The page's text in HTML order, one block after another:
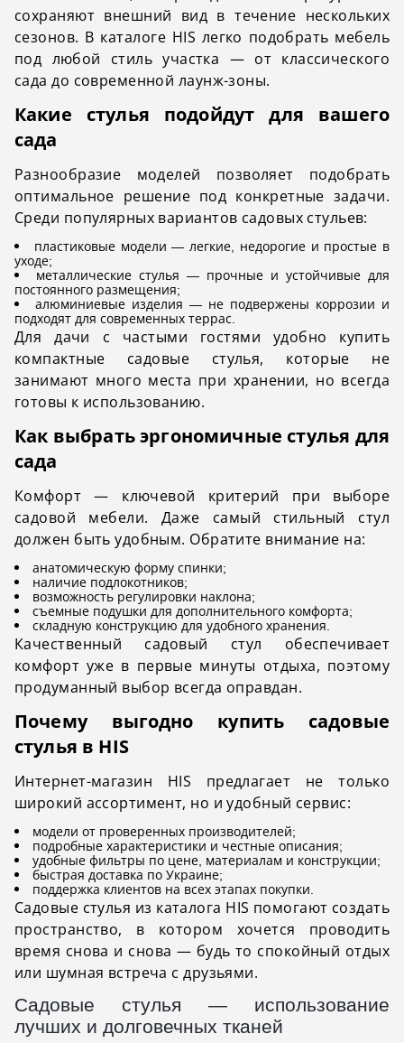
сохраняют внешний вид в течение нескольких
сезонов. В каталоге HIS легко подобрать мебель
под любой стиль участка — от классического
сада до современной лаунж-зоны.
Какие стулья подойдут для вашего
сада
Разнообразие моделей позволяет подобрать
оптимальное решение под конкретные задачи.
Среди популярных вариантов садовых стульев:
пластиковые модели — легкие, недорогие и простые в
уходе;
металлические стулья — прочные и устойчивые для
постоянного размещения;
алюминиевые изделия — не подвержены коррозии и
подходят для современных террас.
Для дачи с частыми гостями удобно купить
компактные садовые стулья, которые не
занимают много места при хранении, но всегда
готовы к использованию.
Как выбрать эргономичные стулья для
сада
Комфорт — ключевой критерий при выборе
садовой мебели. Даже самый стильный стул
должен быть удобным. Обратите внимание на:
анатомическую форму спинки;
наличие подлокотников;
возможность регулировки наклона;
съемные подушки для дополнительного комфорта;
складную конструкцию для удобного хранения.
Качественный садовый стул обеспечивает
комфорт уже в первые минуты отдыха, поэтому
продуманный выбор всегда оправдан.
Почему выгодно купить садовые
стулья в HIS
Интернет-магазин HIS предлагает не только
широкий ассортимент, но и удобный сервис:
модели от проверенных производителей;
подробные характеристики и честные описания;
удобные фильтры по цене, материалам и конструкции;
быстрая доставка по Украине;
поддержка клиентов на всех этапах покупки.
Садовые стулья из каталога HIS помогают создать
пространство, в котором хочется проводить
время снова и снова — будь то спокойный отдых
или шумная встреча с друзьями.
Садовые стулья — использование
лучших и долговечных тканей